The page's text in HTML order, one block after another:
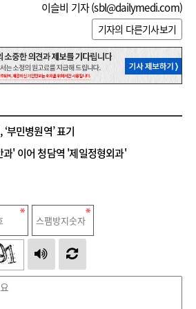
이슬비 기자 (sbl@dailymedi.com)
기자의 다른기사보기
부민병원역’ 표기
' 이어 청담역 '제일정형외과'